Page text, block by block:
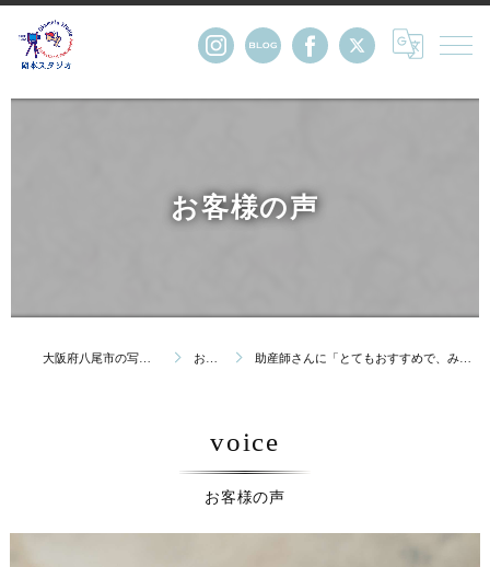
お客様の声
大阪府八尾市の写真館・株式会社岡本スタジオ お客様の声 助産師さんに「とてもおすすめで、みんな良かったってゆーてるよ」と教えて頂き・・・
お客様の声
voice